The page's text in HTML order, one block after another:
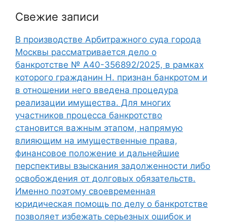
Свежие записи
В производстве Арбитражного суда города
Москвы рассматривается дело о
банкротстве № А40-356892/2025, в рамках
которого гражданин Н. признан банкротом и
в отношении него введена процедура
реализации имущества. Для многих
участников процесса банкротство
становится важным этапом, напрямую
влияющим на имущественные права,
финансовое положение и дальнейшие
перспективы взыскания задолженности либо
освобождения от долговых обязательств.
Именно поэтому своевременная
юридическая помощь по делу о банкротстве
позволяет избежать серьезных ошибок и